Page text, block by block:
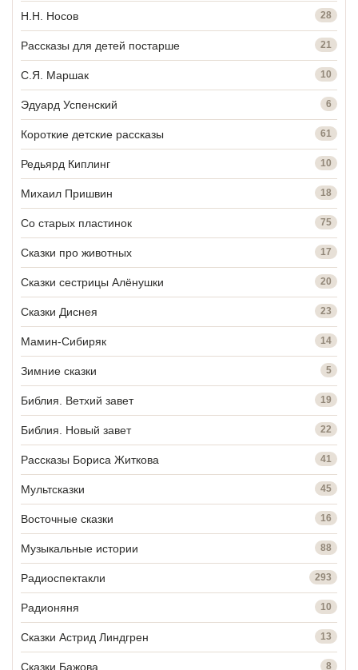
Н.Н. Носов 28
Рассказы для детей постарше 21
С.Я. Маршак 10
Эдуард Успенский 6
Короткие детские рассказы 61
Редьярд Киплинг 10
Михаил Пришвин 18
Со старых пластинок 75
Сказки про животных 17
Сказки сестрицы Алёнушки 20
Сказки Диснея 23
Мамин-Сибиряк 14
Зимние сказки 5
Библия. Ветхий завет 19
Библия. Новый завет 22
Рассказы Бориса Житкова 41
Мультсказки 45
Восточные сказки 16
Музыкальные истории 88
Радиоспектакли 293
Радионяня 10
Сказки Астрид Линдгрен 13
Сказки Бажова 8